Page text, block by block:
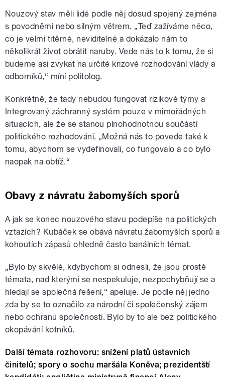
Nouzový stav měli lidé podle něj dosud spojený zejména
s povodněmi nebo silným větrem. „Teď zažíváme něco,
co je velmi titěrné, neviditelné a dokázalo nám to
několikrát život obrátit naruby. Vede nás to k tomu, že si
budeme asi zvykat na určité krizové rozhodování vlády a
odborníků,“ míní politolog.
Konkrétně, že tady nebudou fungovat rizikové týmy a
Integrovaný záchranný systém pouze v mimořádných
situacích, ale že se stanou plnohodnotnou součástí
politického rozhodování. „Možná nás to povede také k
tomu, abychom se vydefinovali, co fungovalo a co bylo
naopak na obtíž.“
Obavy z návratu žabomyších sporů
A jak se konec nouzového stavu podepíše na politických
vztazích? Kubáček se obává návratu žabomyších sporů a
kohoutích zápasů ohledně často banálních témat.
„Bylo by skvělé, kdybychom si odnesli, že jsou prostě
témata, nad kterými se nespekuluje, nezpochybňují se a
hledají se společná řešení,“ apeluje. Je podle něj jedno
zda by se to označilo za národní či společenský zájem
nebo ochranu společnosti. Bylo by to ale bez politického
okopávání kotníků.
Další témata rozhovoru: snížení platů ústavních
činitelů; spory o sochu maršála Koněva; prezidentští